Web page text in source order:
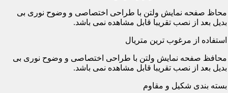
محاظ صفحه نمایش ولتن با طراحی اختصاصی و وضوح نوری بی
بدیل بعد از نصب تقریبا قابل مشاهده نمی باشد.
استفاده از مرغوب ترین متریال
محافظ صفحه نمایش ولتن با طراحی اختصاصی و وضوح نوری بی
بدیل بعد از نصب تقریبا قابل مشاهده نمی باشد.
بسته بندی شکیل و مقاوم